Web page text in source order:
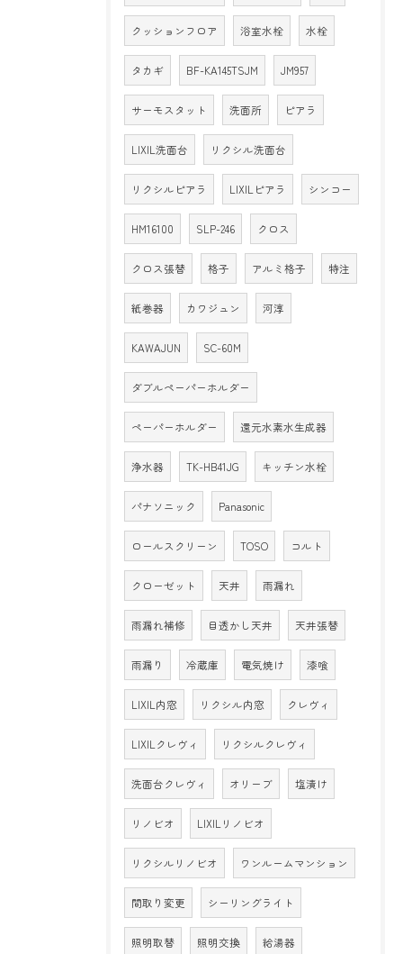
クッションフロア 浴室水栓 水栓
タカギ BF-KA145TSJM JM957
サーモスタット 洗面所 ピアラ
LIXIL洗面台 リクシル洗面台
リクシルピアラ LIXILピアラ シンコー
HM16100 SLP-246 クロス
クロス張替 格子 アルミ格子 特注
紙巻器 カワジュン 河淳
KAWAJUN SC-60M
ダブルペーパーホルダー
ペーパーホルダー 還元水素水生成器
浄水器 TK-HB41JG キッチン水栓
パナソニック Panasonic
ロールスクリーン TOSO コルト
クローゼット 天井 雨漏れ
雨漏れ補修 目透かし天井 天井張替
雨漏り 冷蔵庫 電気焼け 漆喰
LIXIL内窓 リクシル内窓 クレヴィ
LIXILクレヴィ リクシルクレヴィ
洗面台クレヴィ オリーブ 塩漬け
リノビオ LIXILリノビオ
リクシルリノビオ ワンルームマンション
間取り変更 シーリングライト
照明取替 照明交換 給湯器